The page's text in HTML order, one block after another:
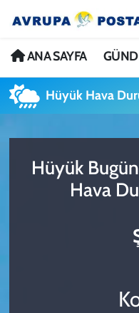
ANA SAYFA
Hüyük Hava
Hüyük
Hava
ANA SAYFA
GÜNDEM
AVRUPA
TÜRKİYE
Nöbetçi Eczaneler
Hava Durumu
Trafik Durumu
Avrupa Ligi Puan